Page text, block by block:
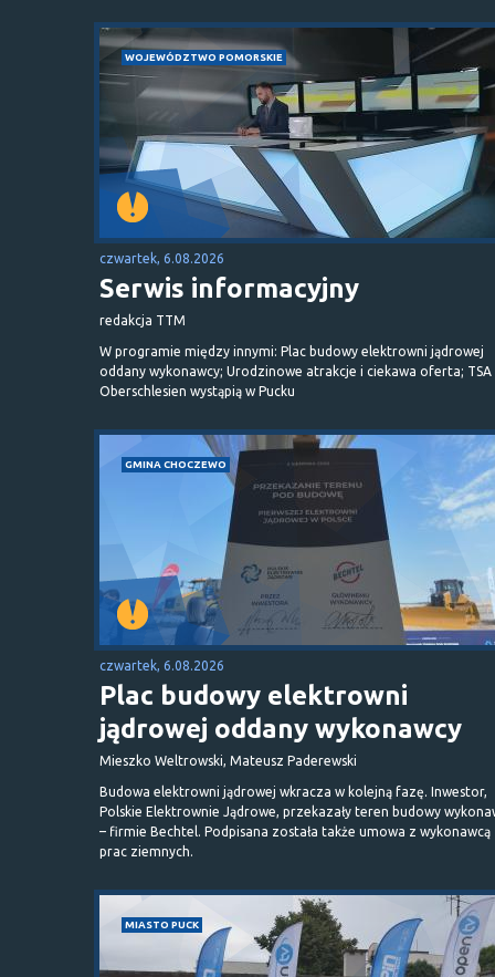
WOJEWÓDZTWO POMORSKIE
czwartek, 6.08.2026
Serwis informacyjny
redakcja TTM
W programie między innymi: Plac budowy elektrowni jądrowej
oddany wykonawcy; Urodzinowe atrakcje i ciekawa oferta; TSA
Oberschlesien wystąpią w Pucku
GMINA CHOCZEWO
czwartek, 6.08.2026
Plac budowy elektrowni
jądrowej oddany wykonawcy
Mieszko Weltrowski, Mateusz Paderewski
Budowa elektrowni jądrowej wkracza w kolejną fazę. Inwestor,
Polskie Elektrownie Jądrowe, przekazały teren budowy
– firmie Bechtel. Podpisana została także umowa z wykonawcą
prac ziemnych.
MIASTO PUCK